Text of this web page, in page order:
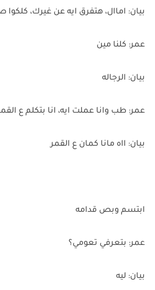
بيان: اماال، هتفرق ايه عن غيرك،
عمر: كلنا مين
بيان: الرجاله
عمر: طب وانا عملت ايه، انا بتكلم ع
بيان: ااه مانا كمان ع القمر
ابتسم وبص قدامه
عمر: بتعرفي تعومي؟
بيان: ليه